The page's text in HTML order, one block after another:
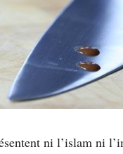
ni l’islam ni